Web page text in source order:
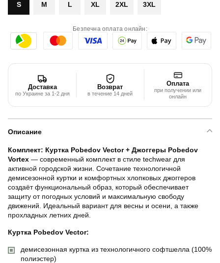
S M L XL 2XL 3XL
Безпечна оплата онлайн:
Доставка
по Украине за 1-2 дня
Возврат
в течение 14 дней
Оплата
при получении или
онлайн
Описание
Комплект: Куртка Pobedov Vector + Джоггеры Pobedov
Vortex — современный комплект в стиле techwear для
активной городской жизни. Сочетание технологичной
демисезонной куртки и комфортных хлопковых джоггеров
создаёт функциональный образ, который обеспечивает
защиту от погодных условий и максимальную свободу
движений. Идеальный вариант для весны и осени, а также
прохладных летних дней.
Куртка Pobedov Vector:
демисезонная куртка из технологичного софтшелла (100%
полиэстер)